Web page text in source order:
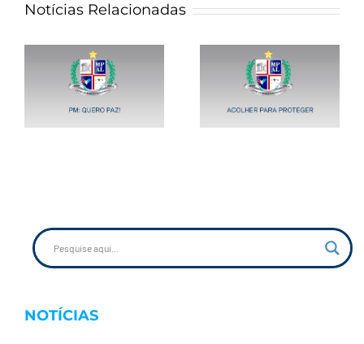
Notícias Relacionadas
Projeto – Acolher
para Proteger
NOTÍCIAS